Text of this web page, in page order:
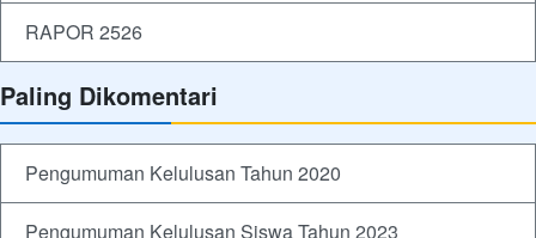
RAPOR 2526
Paling Dikomentari
Pengumuman Kelulusan Tahun 2020
Pengumuman Kelulusan Siswa Tahun 2023